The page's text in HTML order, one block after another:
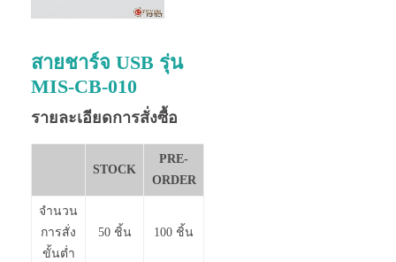
สายชาร์จ USB รุ่น
MIS-CB-010
รายละเอียดการสั่งซื้อ
STOCK
PRE-
ORDER
จำนวน
การสั่ง
ขั้นต่ำ
50 ชิ้น 100 ชิ้น